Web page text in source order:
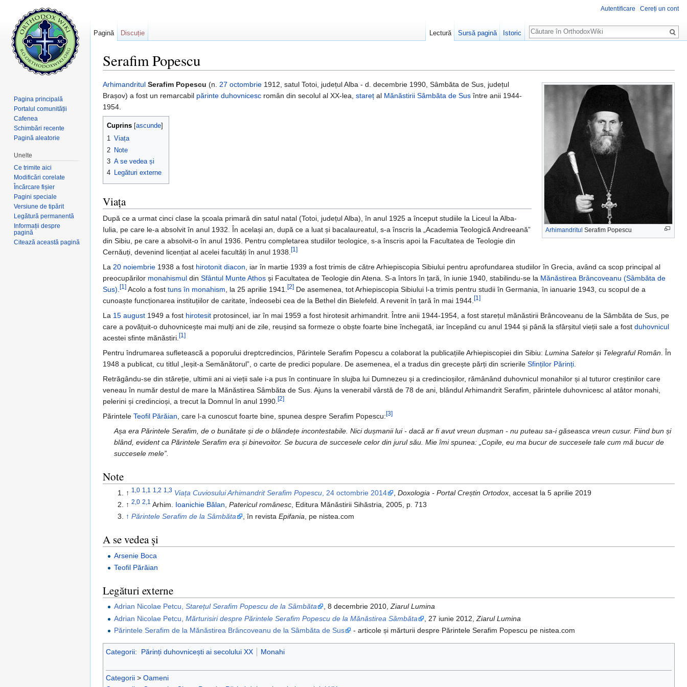
Serafim Popescu
Arhimandritul Serafim Popescu
Arhimandritul Serafim Popescu (n. 27 octombrie 1912, satul Totoi, județul Alba - d. decembrie 1990, Sâmbăta de Sus, județul
Brașov) a fost un remarcabil părinte duhovnicesc român din secolul al XX-lea, stareț al Mănăstirii Sâmbăta de Sus între anii 1944-
1954.
Cuprins ascunde
1 Viața
2 Note
3 A se vedea și
4 Legături externe
Viața
După ce a urmat cinci clase la școala primară din satul natal (Totoi, județul Alba), în anul 1925 a început studiile la Liceul la Alba-
Iulia, pe care le-a absolvit în anul 1932. În același an, după ce a luat și bacalaureatul, s-a înscris la „Academia Teologică Andreeană”
din Sibiu, pe care a absolvit-o în anul 1936. Pentru completarea studiilor teologice, s-a înscris apoi la Facultatea de Teologie din
Cernăuți, devenind licențiat al acelei facultăți în anul 1938.[1]
La 20 noiembrie 1938 a fost hirotonit diacon, iar în martie 1939 a fost trimis de către Arhiepiscopia Sibiului pentru aprofundarea studiilor în Grecia, având ca scop principal al
preocupărilor monahismul din Sfântul Munte Athos și Facultatea de Teologie din Atena. S-a întors în țară, în iunie 1940, stabilindu-se la Mănăstirea Brâncoveanu (Sâmbăta de
Sus).[1] Acolo a fost tuns în monahism, la 25 aprilie 1941.[2] De asemenea, tot Arhiepiscopia Sibiului l-a trimis pentru studii în Germania, în ianuarie 1943, cu scopul de a
cunoaște funcționarea instituțiilor de caritate, îndeosebi cea de la Bethel din Bielefeld. A revenit în țară în mai 1944.[1]
La 15 august 1949 a fost hirotesit protosincel, iar în mai 1959 a fost hirotesit arhimandrit. Între anii 1944-1954, a fost starețul mănăstirii Brâncoveanu de la Sâmbăta de Sus, pe
care a povățuit-o duhovnicește mai mulți ani de zile, reușind sa formeze o obște foarte bine închegată, iar începând cu anul 1944 și până la sfârșitul vieții sale a fost duhovnicul
acestei sfinte mănăstiri.[1]
Pentru îndrumarea sufletească a poporului dreptcredincios, Părintele Serafim Popescu a colaborat la publicațiile Arhiepiscopiei din Sibiu: Lumina Satelor și Telegraful Român. În
1948 a publicat, cu titlul „Ieșit-a Semănătorul”, o carte de predici populare. De asemenea, el a tradus din grecește părți din scrierile Sfinților Părinți.
Retrăgându-se din stăreție, ultimii ani ai vieții sale i-a pus în continuare în slujba lui Dumnezeu și a credincioșilor, rămânând duhovnicul monahilor și al tuturor creștinilor care
veneau în număr destul de mare la Mănăstirea Sâmbăta de Sus. Ajuns la venerabil vârstă de 78 de ani, blândul Arhimandrit Serafim, părintele duhovnicesc al atâtor monahi,
pelerini și credincioși, a trecut la Domnul în anul 1990.[2]
Părintele Teofil Părăian, care l-a cunoscut foarte bine, spunea despre Serafim Popescu:[3]
Așa era Părintele Serafim, de o bunătate și de o blândețe incontestabile. Nici dușmanii lui - dacă ar fi avut vreun dușman - nu puteau sa-i găseasca vreun cusur. Fiind bun și
blând, evident ca Părintele Serafim era și binevoitor. Se bucura de succesele celor din jurul său. Mie îmi spunea: „Copile, eu ma bucur de succesele tale cum mă bucur de
succesele mele”.
Note
↑ 1,0 1,1 1,2 1,3 Viața Cuviosului Arhimandrit Serafim Popescu, 24 octombrie 2014 Doxologia - Portal Creștin Ortodox, accesat la 5 aprilie 2019
↑ 2,0 2,1 Arhim. Ioanichie Bălan Patericul românesc, Editura Mănăstirii Sihăstria, 2005, p. 713
↑ Părintele Serafim de la Sâmbăta , în revista Epifania, pe nistea.com
A se vedea și
Arsenie Boca
Teofil Părăian
Legături externe
Adrian Nicolae Petcu,Starețul Serafim Popescu de la Sâmbăta , 8 decembrie 2010,Ziarul Lumina
Adrian Nicolae Petcu,Mărturisiri despre Părintele Serafim Popescu de la Mănăstirea Sâmbăta , 27 iunie 2012,Ziarul Lumina
Părintele Serafim de la Mănăstirea Brâncoveanu de la Sâmbăta de Sus
- articole și mărturii despre Părintele Serafim Popescu pe nistea.com
Categorii: Părinți duhovnicești ai secolului XX Monahi
Categorii > Oameni
Autentificare Cereți un cont
Pagină Discuție Lectură Sursă pagină Istoric
Căutare
Pagina principală
Portalul comunității
Cafenea
Schimbări recente
Pagină aleatorie
Unelte
Ce trimite aici
Modificări corelate
Încărcare fișier
Pagini speciale
Versiune de tipărit
Legătură permanentă
Informații despre
pagină
Citează această pagină